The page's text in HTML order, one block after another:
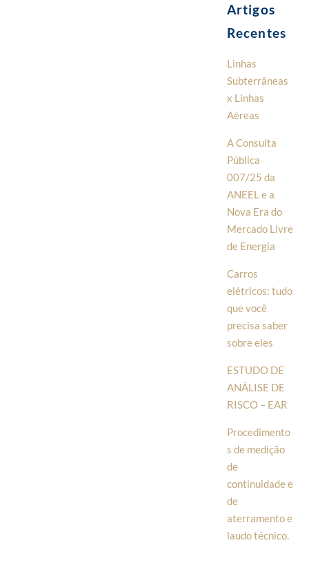
Artigos
Recentes
Linhas
Subterrâneas
x Linhas
Aéreas
A Consulta
Pública
007/25 da
ANEEL e a
Nova Era do
Mercado Livre
de Energia
Carros
elétricos: tudo
que você
precisa saber
sobre eles
ESTUDO DE
ANÁLISE DE
RISCO – EAR
Procedimento
s de medição
de
continuidade e
de
aterramento e
laudo técnico.